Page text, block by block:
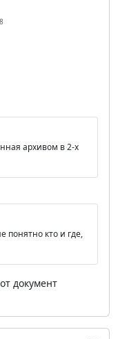
архивом в 2-х
понятно кто и где,
документ